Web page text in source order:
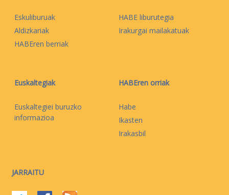
Eskuliburuak
Aldizkariak
HABEren berriak
HABE liburutegia
Irakurgai mailakatuak
Euskaltegiak
Euskaltegiei buruzko
informazioa
HABEren orriak
Habe
Ikasten
Irakasbil
JARRAITU